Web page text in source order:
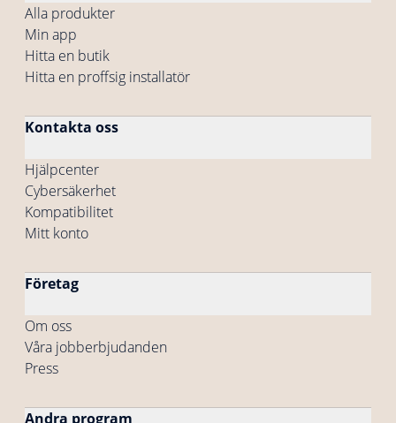
Alla produkter
Min app
Hitta en butik
Hitta en proffsig installatör
Kontakta oss
Hjälpcenter
Cybersäkerhet
Kompatibilitet
Mitt konto
Företag
Om oss
Våra jobberbjudanden
Press
Andra program